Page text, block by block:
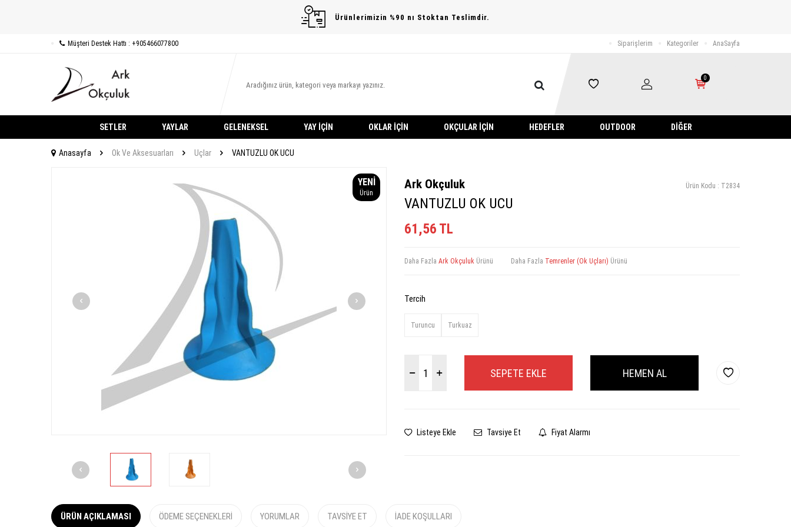
Ürünlerimizin %90 nı Stoktan Teslimdir.
Müşteri Destek Hattı : +905466077800 Siparişlerim Kategoriler AnaSayfa
0
SETLER YAYLAR GELENEKSEL YAY İÇIN OKLAR İÇIN OKÇULAR İÇIN HEDEFLER OUTDOOR DIĞER
Anasayfa Ok Ve Aksesuarları Uçlar VANTUZLU OK UCU
YENI
Ürün
Ark Okçuluk Ürün Kodu : T2834
VANTUZLU OK UCU
61,56 TL
Daha Fazla Ark Okçuluk Ürünü Daha Fazla Temrenler (Ok Uçları) Ürünü
Tercih
Turuncu Turkuaz
SEPETE EKLE HEMEN AL
Listeye Ekle Tavsiye Et Fiyat Alarmı
ÜRÜN AÇIKLAMASI ÖDEME SEÇENEKLERI YORUMLAR TAVSIYE ET İADE KOŞULLARI